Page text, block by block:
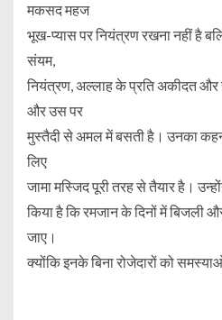
मकसद महज
भूख-प्यास पर नियंत्रण रखना नहीं है
संयम,
नियंत्रण, अल्लाह के प्रति अकीदत
और उस पर
मुस्तैदी से अमल में बसती है। उनका
लिए
जामा मस्जिद पूरी तरह से तैयार है।
किया है कि रमजान के दिनों में बिजली
जाए।
क्योंकि इनके बिना रोजेदारों को